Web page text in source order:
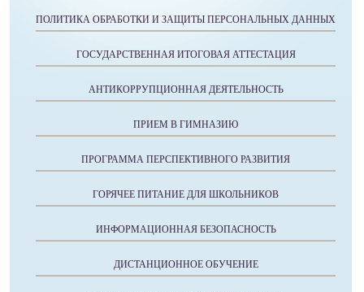
ПОЛИТИКА ОБРАБОТКИ И ЗАЩИТЫ ПЕРСОНАЛЬНЫХ ДАННЫХ
ГОСУДАРСТВЕННАЯ ИТОГОВАЯ АТТЕСТАЦИЯ
АНТИКОРРУПЦИОННАЯ ДЕЯТЕЛЬНОСТЬ
ПРИЕМ В ГИМНАЗИЮ
ПРОГРАММА ПЕРСПЕКТИВНОГО РАЗВИТИЯ
ГОРЯЧЕЕ ПИТАНИЕ ДЛЯ ШКОЛЬНИКОВ
ИНФОРМАЦИОННАЯ БЕЗОПАСНОСТЬ
ДИСТАНЦИОННОЕ ОБУЧЕНИЕ